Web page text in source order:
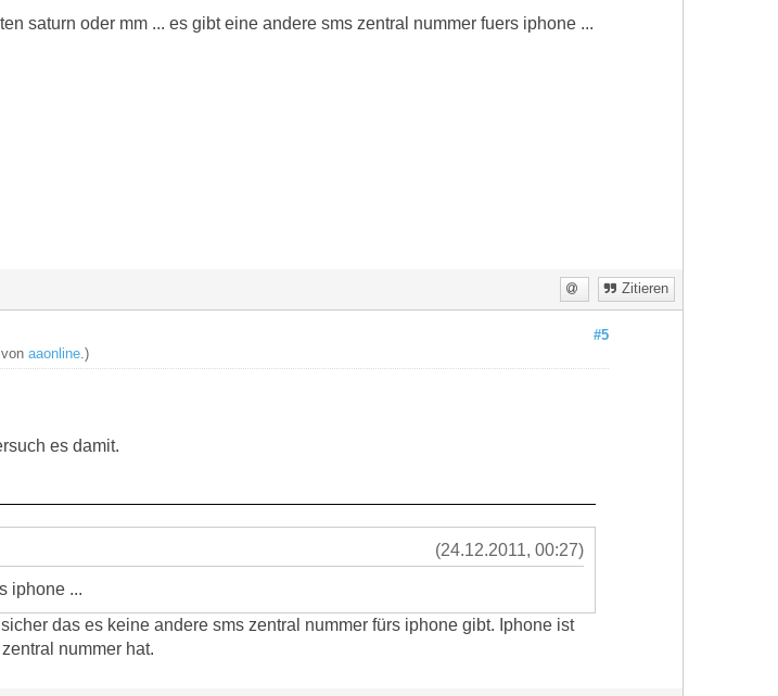
saturn oder mm ... es gibt eine andere sms zentral nummer fuers iphone ...
Zitieren
#5
aaonline.)
es damit.
(24.12.2011, 00:27)
iphone ...
das es keine andere sms zentral nummer fürs iphone gibt. Iphone ist
nummer hat.